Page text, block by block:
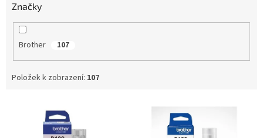
Značky
Brother 107
Položek k zobrazení: 107